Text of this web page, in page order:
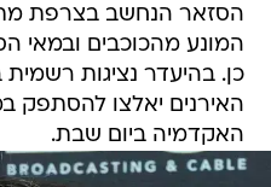
הסזאר הנחשב בצרפת
המונע מהכוכבים ובמאי
כן. בהיעדר נציגות
האירנים יאלצו להסתפק
האקדמיה ביום שבת.